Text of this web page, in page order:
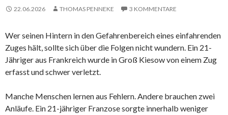
22.06.2026 THOMAS PENNEKE 3 KOMMENTARE
Wer seinen Hintern in den Gefahrenbereich eines einfahrenden
Zuges hält, sollte sich über die Folgen nicht wundern. Ein 21-
Jähriger aus Frankreich wurde in Groß Kiesow von einem Zug
erfasst und schwer verletzt.
Manche Menschen lernen aus Fehlern. Andere brauchen zwei
Anläufe. Ein 21-jähriger Franzose sorgte innerhalb weniger